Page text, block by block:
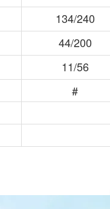
134/240
44/200
11/56
#